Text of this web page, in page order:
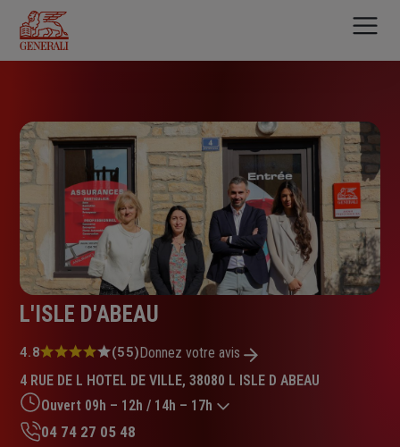
contenu
principal
L'ISLE D'ABEAU
Note
4.8
sur
5
étoiles
4.8 (55)Donnez votre avis
4 RUE DE L HOTEL DE VILLE, 38080 L ISLE D ABEAU
Ouvert 09h – 12h / 14h – 17h
04 74 27 05 48